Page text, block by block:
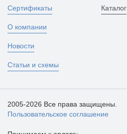
Сертификаты
О компании
Новости
Статьи и схемы
Каталог
2005-2026 Все права защищены.
Пользовательское соглашение